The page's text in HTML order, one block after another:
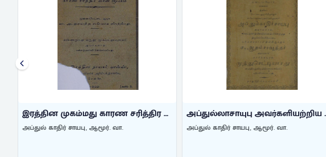
இரத்தின முகம்மது காரண சரித்திர ...
அப்துல் காதிர் சாயபு, ஆமூர். வா.
அப்துல்லாசாயுபு அவர்களியற்றிய ...
அப்துல் காதிர் சாயபு, ஆமூர். வா.